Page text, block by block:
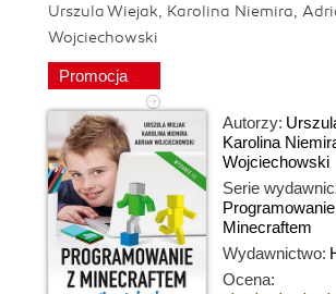
Urszula Wiejak, Karolina Niemira,
Wojciechowski
Promocja
Autorzy:
Karolina
Wojciechowski
Serie
Minecraftem
Wydawnictwo:
Ocena: